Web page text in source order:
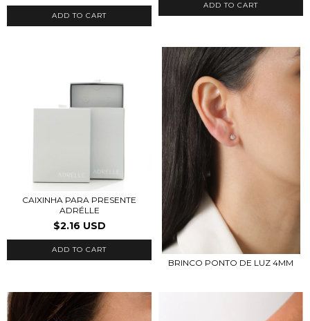
ADD TO CART
ADD TO CART
CAIXINHA PARA PRESENTE
ADRÉLLE
$2.16 USD
BRINCO PONTO DE LUZ 4MM